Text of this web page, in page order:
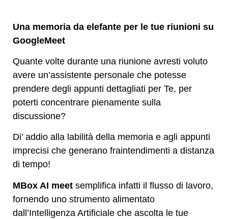
Una memoria da elefante per le tue riunioni su
GoogleMeet
Quante volte durante una riunione avresti voluto
avere un’assistente personale che potesse
prendere degli appunti dettagliati per Te, per
poterti concentrare pienamente sulla
discussione?
Di’ addio alla labilità della memoria e agli appunti
imprecisi che generano fraintendimenti a distanza
di tempo!
MBox AI meet semplifica infatti il flusso di lavoro,
fornendo uno strumento alimentato
dall’Intelligenza Artificiale che ascolta le tue